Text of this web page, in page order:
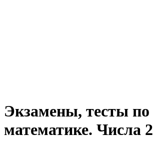
Экзамены, тесты по
математике. Числа 2